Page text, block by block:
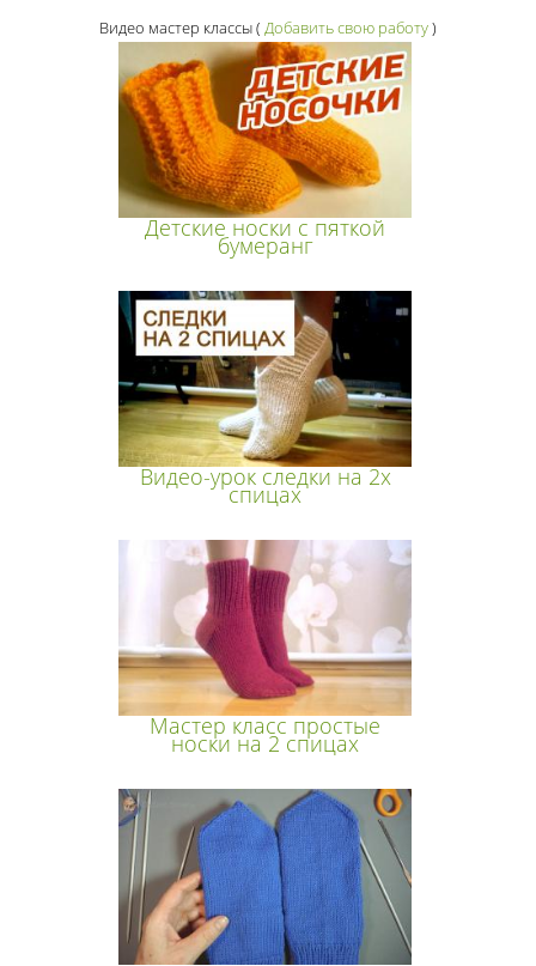
Видео мастер классы( Добавить свою работу)
Детские носки с пяткой
бумеранг
Видео-урок следки на 2х
спицах
Мастер класс простые
носки на 2 спицах